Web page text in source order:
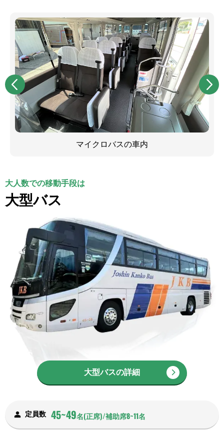
マイクロバスの車内
大人数での移動手段は
大型バス
大型バスの詳細
定員数 45~49名(正席)/補助席8~11名